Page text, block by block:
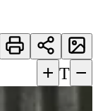
−
T
+